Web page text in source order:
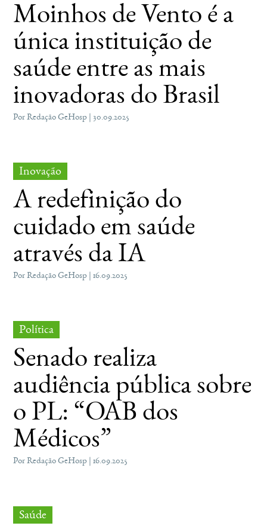
Moinhos de Vento é a
única instituição de
saúde entre as mais
inovadoras do Brasil
Por Redação GeHosp | 30.09.2025
Inovação
A redefinição do
cuidado em saúde
através da IA
Por Redação GeHosp | 16.09.2025
Política
Senado realiza
audiência pública sobre
o PL: “OAB dos
Médicos”
Por Redação GeHosp | 16.09.2025
Saúde